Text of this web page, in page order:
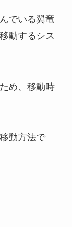
でいる翼竜
動するシス
め、移動時
動方法で